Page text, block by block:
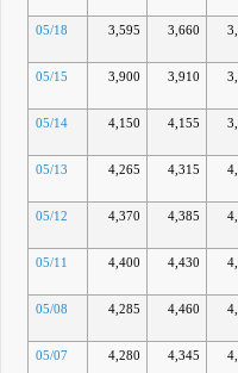
05/18
3,595 3,660
05/15 3,900 3,910
05/14 4,150 4,155
05/13 4,265 4,315
05/12 4,370 4,385
05/11 4,400 4,430
05/08 4,285 4,460
05/07 4,280 4,345